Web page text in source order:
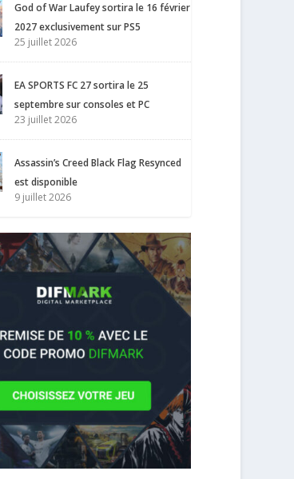
God of War Laufey sortira le 16 février
2027 exclusivement sur PS5
25 juillet 2026
EA SPORTS FC 27 sortira le 25
septembre sur consoles et PC
23 juillet 2026
Assassin’s Creed Black Flag Resynced
est disponible
9 juillet 2026